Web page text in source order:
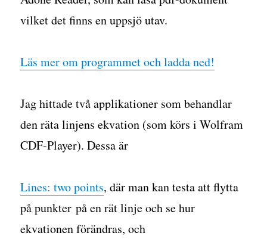
vilket det finns en uppsjö utav.
Läs mer om programmet och ladda ned!
Jag hittade två applikationer som behandlar
den räta linjens ekvation (som körs i Wolfram
CDF-Player). Dessa är
Lines: two points, där man kan testa att flytta
på punkter på en rät linje och se hur
ekvationen förändras, och